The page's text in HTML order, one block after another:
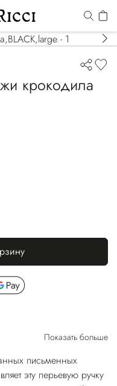
крокодила
Показать больше
письменных
эту перьевую ручку